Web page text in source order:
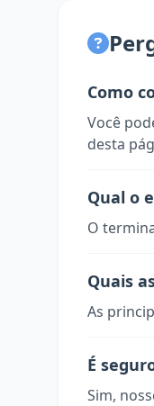
Como
Você
desta
Qual o
O
Quais
As
É
Sim,